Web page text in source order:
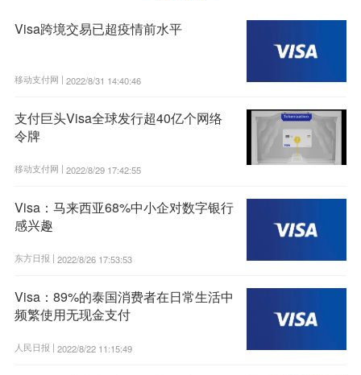
Visa跨境交易已超疫情前水平
移动支付网 | 2022/8/31 14:40:46
支付巨头Visa全球发行超40亿个网络
令牌
移动支付网 | 2022/8/29 17:42:55
Visa：马来西亚68%中小企对数字银行
感兴趣
东方日报 | 2022/8/26 17:53:53
Visa：89%的泰国消费者在日常生活中
频繁使用无现金支付
人民日报 | 2022/8/22 11:15:49